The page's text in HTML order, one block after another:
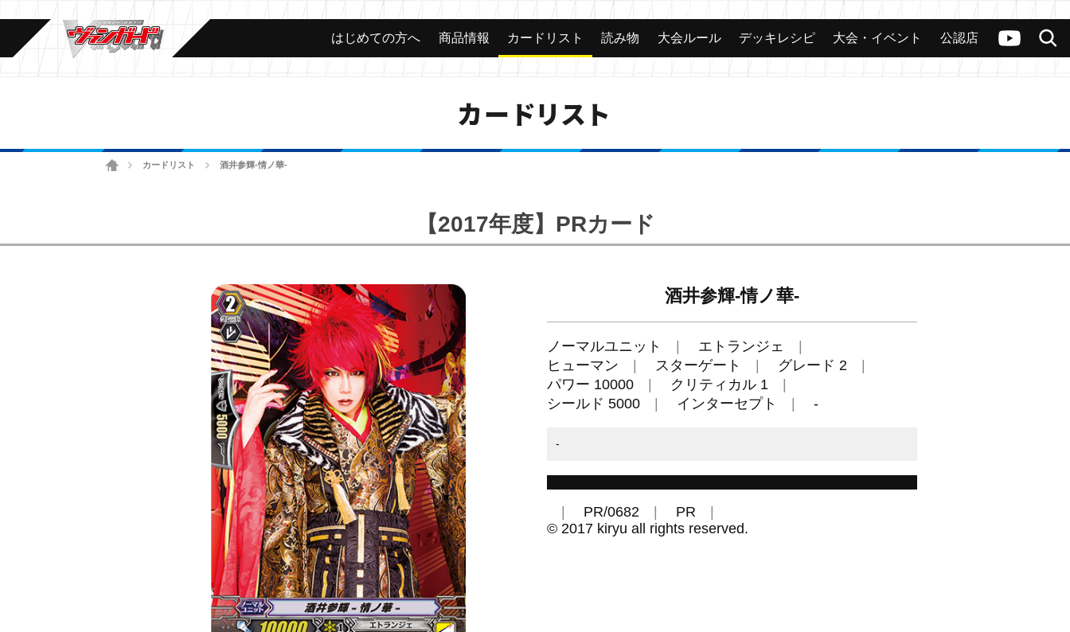
ヴァンガードch
検索
カード 大会 公認店舗 その他
はじめての方へ 商品情報 カードリスト 読み物 大会ルール デッキレシピ 大会・イベント 公認店
カードリスト
ホームカードリスト 酒井参輝-情ノ華-
【2017年度】PRカード
酒井参輝-情ノ華-
ノーマルユニット
エトランジェ
ヒューマン
スターゲート
グレード 2
パワー 10000
クリティカル 1
シールド 5000
インターセプト -
-
PR/0682
PR
© 2017 kiryu all rights reserved.